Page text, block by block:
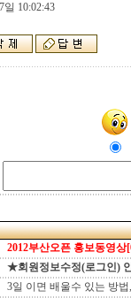
일 10:02:43
2012부산오픈 홍보동영상
★회원정보수정(로그인)
3일 이면 배울수 있는 방법